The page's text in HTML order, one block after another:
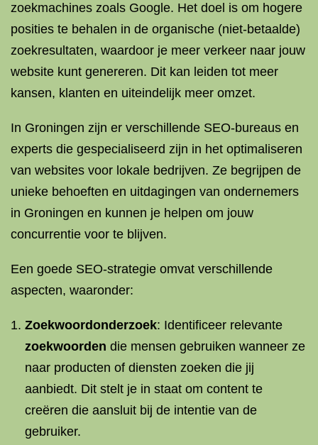
zoekmachines zoals Google. Het doel is om hogere
posities te behalen in de organische (niet-betaalde)
zoekresultaten, waardoor je meer verkeer naar jouw
website kunt genereren. Dit kan leiden tot meer
kansen, klanten en uiteindelijk meer omzet.
In Groningen zijn er verschillende SEO-bureaus en
experts die gespecialiseerd zijn in het optimaliseren
van websites voor lokale bedrijven. Ze begrijpen de
unieke behoeften en uitdagingen van ondernemers
in Groningen en kunnen je helpen om jouw
concurrentie voor te blijven.
Een goede SEO-strategie omvat verschillende
aspecten, waaronder:
Zoekwoordonderzoek: Identificeer relevante
zoekwoorden die mensen gebruiken wanneer ze
naar producten of diensten zoeken die jij
aanbiedt. Dit stelt je in staat om content te
creëren die aansluit bij de intentie van de
gebruiker.